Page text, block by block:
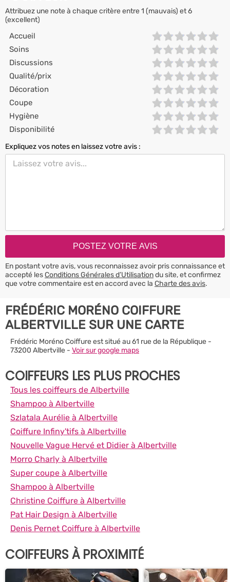
Attribuez une note à chaque critère entre 1 (mauvais) et 6
(excellent)
Accueil
Soins
Discussions
Qualité/prix
Décoration
Coupe
Hygiène
Disponibilité
Expliquez vos notes en laissez votre avis :
En postant votre avis, vous reconnaissez avoir pris connaissance et
accepté lesConditions Générales d’Utilisationdu site, et confirmez
que votre commentaire est en accord avec la Charte des avis.
FRÉDÉRIC MORÉNO COIFFURE
ALBERTVILLE SUR UNE CARTE
Frédéric Moréno Coiffure est situé au 61 rue de la République -
73200 Albertville - Voir sur google maps
COIFFEURS LES PLUS PROCHES
Tous les coiffeurs de Albertville
Shampoo à Albertville
Szlatala Aurélie à Albertville
Coiffure Infiny'tifs à Albertville
Nouvelle Vague Hervé et Didier à Albertville
Morro Charly à Albertville
Super coupe à Albertville
Shampoo à Albertville
Christine Coiffure à Albertville
Pat Hair Design à Albertville
Denis Pernet Coiffure à Albertville
COIFFEURS À PROXIMITÉ